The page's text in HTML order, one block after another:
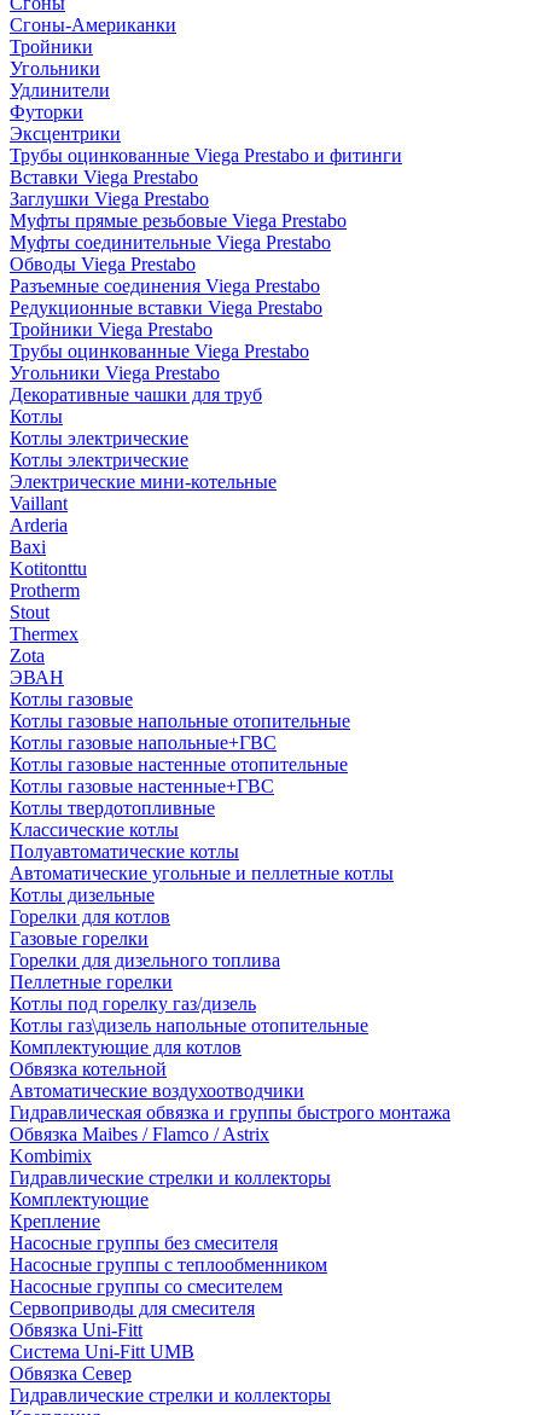
Сгоны-Американки
Тройники
Угольники
Удлинители
Футорки
Эксцентрики
Трубы оцинкованные Viega Prestabo и фитинги
Вставки Viega Prestabo
Заглушки Viega Prestabo
Муфты прямые резьбовые Viega Prestabo
Муфты соединительные Viega Prestabo
Обводы Viega Prestabo
Разъемные соединения Viega Prestabo
Редукционные вставки Viega Prestabo
Тройники Viega Prestabo
Трубы оцинкованные Viega Prestabo
Угольники Viega Prestabo
Декоративные чашки для труб
Котлы
Котлы электрические
Котлы электрические
Электрические мини-котельные
Vaillant
Arderia
Baxi
Kotitonttu
Protherm
Stout
Thermex
Zota
ЭВАН
Котлы газовые
Котлы газовые напольные отопительные
Котлы газовые напольные+ГВС
Котлы газовые настенные отопительные
Котлы газовые настенные+ГВС
Котлы твердотопливные
Классические котлы
Полуавтоматические котлы
Автоматические угольные и пеллетные котлы
Котлы дизельные
Горелки для котлов
Газовые горелки
Горелки для дизельного топлива
Пеллетные горелки
Котлы под горелку газ/дизель
Котлы газ\дизель напольные отопительные
Комплектующие для котлов
Обвязка котельной
Автоматические воздухоотводчики
Гидравлическая обвязка и группы быстрого монтажа
Обвязка Maibes / Flamco / Astrix
Kombimix
Гидравлические стрелки и коллекторы
Комплектующие
Крепление
Насосные группы без смесителя
Насосные группы с теплообменником
Насосные группы со смесителем
Сервоприводы для смесителя
Обвязка Uni-Fitt
Система Uni-Fitt UMB
Обвязка Север
Гидравлические стрелки и коллекторы